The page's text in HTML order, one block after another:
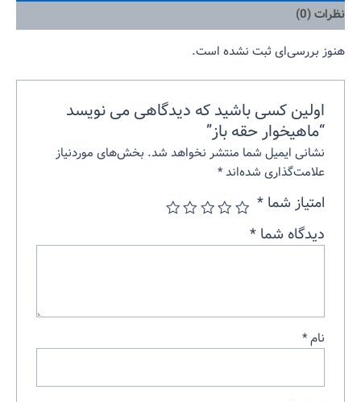
نظرات (0)
هنوز بررسی‌ای ثبت نشده است.
اولین کسی باشید که دیدگاهی می نویسد
“ماهیخوار حقه باز”
نشانی ایمیل شما منتشر نخواهد شد. بخش‌های موردنیاز
علامت‌گذاری شده‌اند*
امتیاز شما*
دیدگاه شما*
نام*